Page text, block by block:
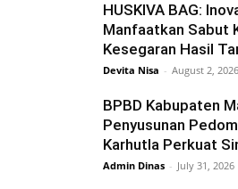
HUSKIVA BAG:
Manfaatkan Sabut
Kesegaran Hasil
Devita Nisa - August 2, 2026
BPBD Kabupaten
Penyusunan
Karhutla Perkuat
Admin Dinas - July 31, 2026